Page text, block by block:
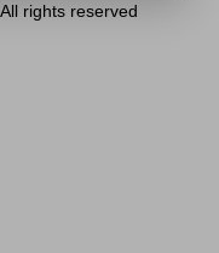
rights reserved